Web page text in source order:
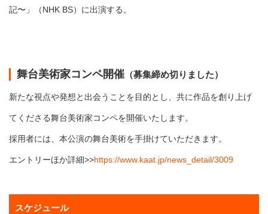
記〜」（NHK BS）に出演する。
舞台美術家コンペ開催 （募集締め切りました）
新たな視点や発想と出会うことを目的とし、共に作品を創り上げ
てくださる舞台美術家コンペを開催いたします。
採用者には、本公演の舞台美術を手掛けていただきます。
エントリーほか詳細>>https://www.kaat.jp/news_detail/3009
スケジュール